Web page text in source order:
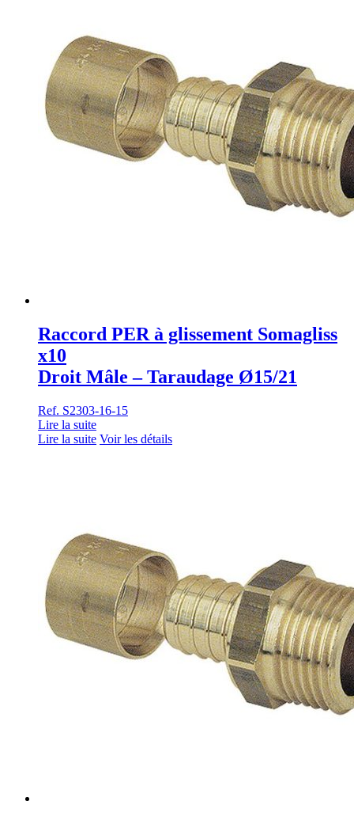
Raccord PER à glissement Somagliss
x10
Droit Mâle – Taraudage Ø15/21
Ref. S2303-16-15
Lire la suite
Lire la suite Voir les détails